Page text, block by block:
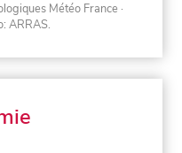
Météo France ·
ARRAS.